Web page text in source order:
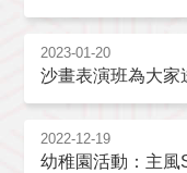
2023-01-20
沙畫表演班為大家
2022-12-19
幼稚園活動：主風